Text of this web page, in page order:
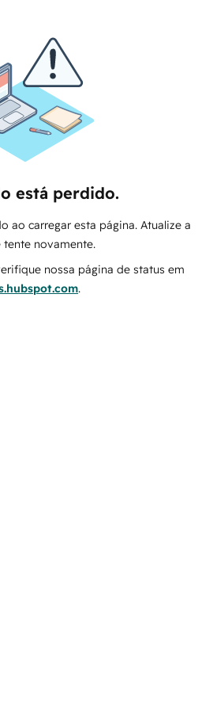
está perdido.
ao carregar esta página. Atualize a
tente novamente.
nossa página de status em
.